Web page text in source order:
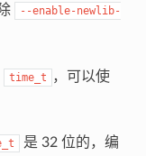
--enable-newlib-
time_t
，可以使
是 32 位的，编